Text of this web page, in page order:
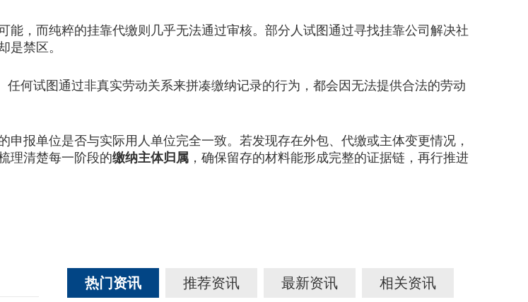
，而纯粹的挂靠代缴则几乎无法通过审核。部分人试图通过寻找挂靠公司解决社
是禁区。
何试图通过非真实劳动关系来拼凑缴纳记录的行为，都会因无法提供合法的劳动
单位是否与实际用人单位完全一致。若发现存在外包、代缴或主体变更情况，
理清楚每一阶段的缴纳主体归属 ，确保留存的材料能形成完整的证据链，再行推进
热门资讯 推荐资讯 最新资讯 相关资讯